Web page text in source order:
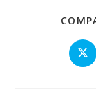
Abre
em